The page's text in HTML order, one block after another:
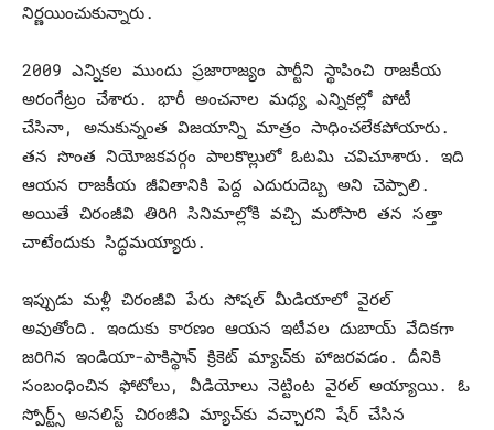
నిర్ణయించుకున్నారు.
2009 ఎన్నికల ముందు ప్రజారాజ్యం పార్టీని స్థాపించి రాజకీయ
అరంగేట్రం చేశారు. భారీ అంచనాల మధ్య ఎన్నికల్లో పోటీ
చేసినా, అనుకున్నంత విజయాన్ని మాత్రం సాధించలేకపోయారు.
తన సొంత నియోజకవర్గం పాలకొల్లులో ఓటమి చవిచూశారు. ఇది
ఆయన రాజకీయ జీవితానికి పెద్ద ఎదురుదెబ్బ అని చెప్పాలి.
అయితే చిరంజీవి తిరిగి సినిమాల్లోకి వచ్చి మరోసారి తన సత్తా
చాటేందుకు సిద్ధమయ్యారు.
ఇప్పుడు మళ్లీ చిరంజీవి పేరు సోషల్ మీడియాలో వైరల్
అవుతోంది. ఇందుకు కారణం ఆయన ఇటీవల దుబాయ్ వేదికగా
జరిగిన ఇండియా-పాకిస్థాన్ క్రికెట్ మ్యాచ్‌కు హాజరవడం. దీనికి
సంబంధించిన ఫోటోలు, వీడియోలు నెట్టింట వైరల్ అయ్యాయి. ఓ
స్పోర్ట్స్ అనలిస్ట్ చిరంజీవి మ్యాచ్‌కు వచ్చారని షేర్ చేసిన